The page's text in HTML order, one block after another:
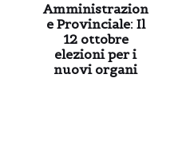
Amministrazion
e Provinciale: Il
12 ottobre
elezioni per i
nuovi organi